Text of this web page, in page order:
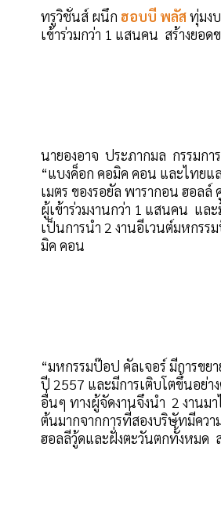
ทรูวิชั่นส์ ผนึก ฮอบบี้ พลัสทุ่มง
เข้าร่วมกว่า 1 แสนคน สร้างยอ
นายองอาจ ประภากมล กรรมกา
“แบงค็อก คอมิค คอน และไทย
เมตร ของรอยัล พารากอน ฮอล
ผู้เข้าร่วมงานกว่า 1 แสนคน และ
เป็นการนำ 2 งานอีเวนต์มหกรร
มิค คอน
“มหกรรมป๊อป คัลเจอร์ มีการขย
ปี 2557 และมีการเติบโตขึ้นอย่
อื่นๆ ทางผู้จัดงานจึงนำ 2 งานม
ต้นมากจากการที่สองบริษัทมีคว
ฮอลลีวู้ดและฝั่งตะวันตกทั้งหมด